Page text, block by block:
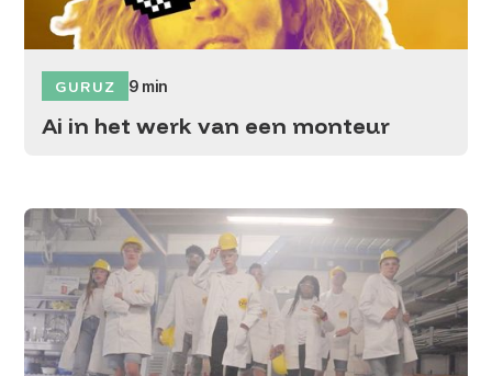
GURUZ 9 min
Ai in het werk van een monteur